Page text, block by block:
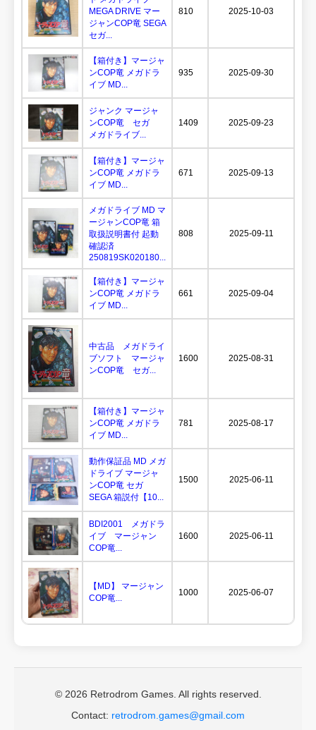
MEGA DRIVE マー
ジャンCOP竜 SEGA
セガ...
810 2025-10-03
【箱付き】マージャ
ンCOP竜 メガドラ
イブ MD...
935 2025-09-30
ジャンク マージャ
ンCOP竜 セガ
メガドライブ...
1409 2025-09-23
【箱付き】マージャ
ンCOP竜 メガドラ
イブ MD...
671 2025-09-13
メガドライブ MD マ
ージャンCOP竜 箱
取扱説明書付 起動
確認済
250819SK020180...
808 2025-09-11
【箱付き】マージャ
ンCOP竜 メガドラ
イブ MD...
661 2025-09-04
中古品 メガドライ
ブソフト マージャ
ンCOP竜 セガ...
1600 2025-08-31
【箱付き】マージャ
ンCOP竜 メガドラ
イブ MD...
781 2025-08-17
動作保証品 MD メガ
ドライブ マージャ
ンCOP竜 セガ
SEGA 箱説付【10...
1500 2025-06-11
BDI2001 メガドラ
イブ マージャン
COP竜...
1600 2025-06-11
【MD】 マージャン
COP竜...
1000 2025-06-07
© 2026 Retrodrom Games. All rights reserved.
Contact: retrodrom.games@gmail.com